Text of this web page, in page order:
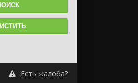
Есть жалоба?